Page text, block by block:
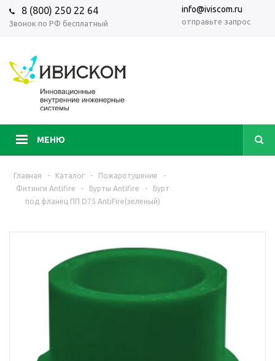
8 (800) 250 22 64
Звонок по РФ бесплатный
info@iviscom.ru
отправьте запрос
МЕНЮ
Главная - Каталог - Пожаротушение
-
Фитинги Antifire
- Бурты Antifire -
Бурт
под фланец ПП D75 AntiFire(зеленый)